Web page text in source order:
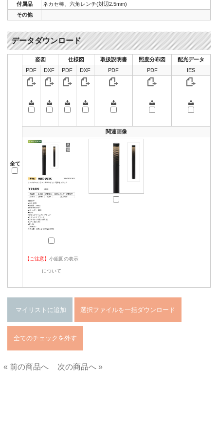
付属品
ネカセ棒、六角レンチ(対辺2.5mm)
その他
データダウンロード
全て
姿図 仕様図 取扱説明書 照度分布図
配光データ
PDF
DXF PDF DXF PDF PDF IES
関連画像
【ご注意】 小組図の表示
について
« 前の商品へ
次の商品へ »